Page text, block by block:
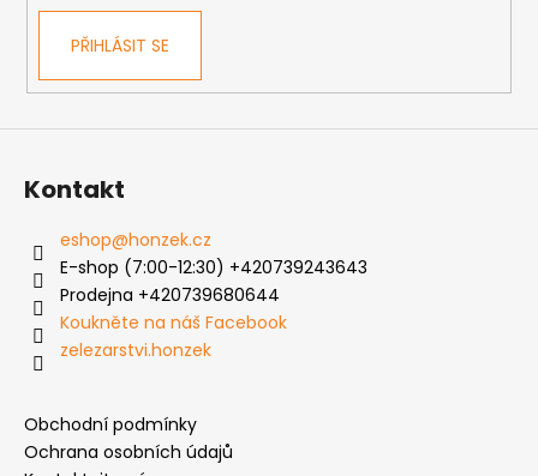
ý
p
PŘIHLÁSIT SE
Kontakt
eshop@honzek.cz
E-shop (7:00-12:30) +420739243643
Prodejna +420739680644
Koukněte na náš Facebook
zelezarstvi.honzek
Obchodní podmínky
Ochrana osobních údajů